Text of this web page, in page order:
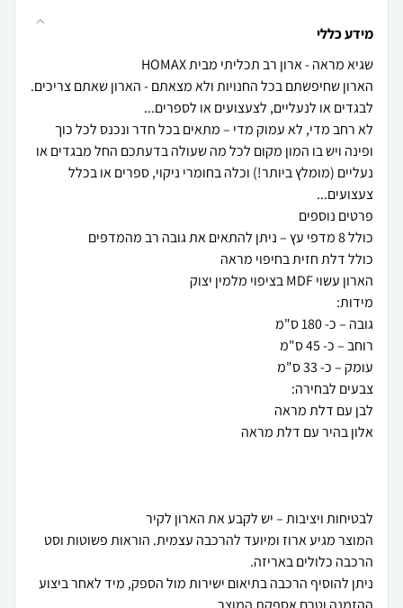
מידע כללי
הארון שחיפשתם בכל החנויות ולא מצאתם - הארון שאתם צריכים.
לא רחב מדי, לא עמוק מדי – מתאים בכל חדר ונכנס לכל כוך
ופינה ויש בו המון מקום לכל מה שעולה בדעתכם החל מבגדים או
נעליים (מומלץ ביותר!) וכלה בחומרי ניקוי, ספרים או בכלל
המוצר מגיע ארוז ומיועד להרכבה עצמית. הוראות פשוטות וסט
ניתן להוסיף הרכבה בתיאום ישירות מול הספק, מיד לאחר ביצוע